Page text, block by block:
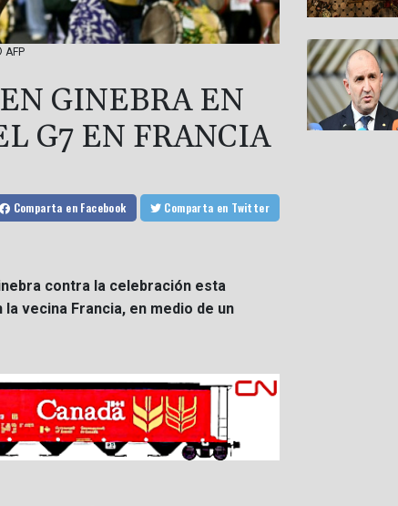
AFP
GINEBRA EN
G7 EN FRANCIA
Comparta en Facebook Comparta en Twitter
contra la celebración esta
la vecina Francia, en medio de un